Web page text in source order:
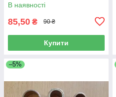
В наявності
85,50 ₴ 90 ₴
Купити
–5%